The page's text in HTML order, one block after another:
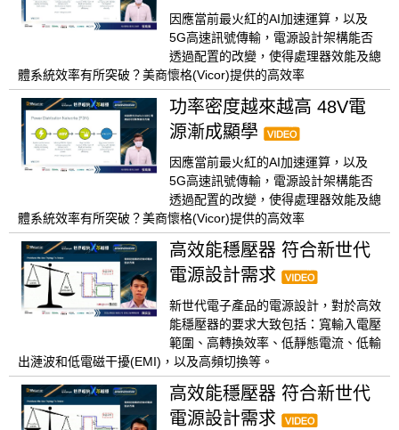
因應當前最火紅的AI加速運算，以及
5G高速訊號傳輸，電源設計架構能否
透過配置的改變，使得處理器效能及總
體系統效率有所突破？美商懷格(Vicor)提供的高效率
功率密度越來越高 48V電
源漸成顯學
因應當前最火紅的AI加速運算，以及
5G高速訊號傳輸，電源設計架構能否
透過配置的改變，使得處理器效能及總
體系統效率有所突破？美商懷格(Vicor)提供的高效率
高效能穩壓器 符合新世代
電源設計需求
新世代電子產品的電源設計，對於高效
能穩壓器的要求大致包括：寬輸入電壓
範圍、高轉換效率、低靜態電流、低輸
出漣波和低電磁干擾(EMI)，以及高頻切換等。
高效能穩壓器 符合新世代
電源設計需求